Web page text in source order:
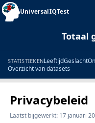
UniversalIQTest
Totaal
STATISTIEKENLeeftijdGeslacht
Overzicht van datasets
Privacybeleid
Laatst bijgewerkt: 17 januari